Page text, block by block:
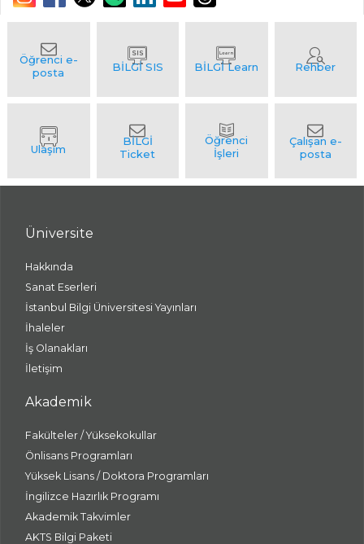
Üniversite
Hakkında
Sanat Eserleri
İstanbul Bilgi Üniversitesi Yayınları
İhaleler
İş Olanakları
İletişim
Akademik
Fakülteler / Yüksekokullar
Önlisans Programları
Yüksek Lisans / Doktora Programları
İngilizce Hazırlık Programı
Akademik Takvimler
AKTS Bilgi Paketi